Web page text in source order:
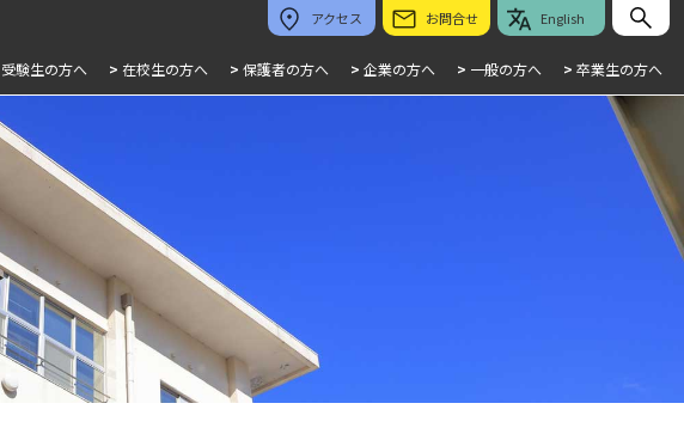
アクセス お問合せ English
受験生の方へ > 在校生の方へ > 保護者の方へ > 企業の方へ > 一般の方へ > 卒業生の方へ